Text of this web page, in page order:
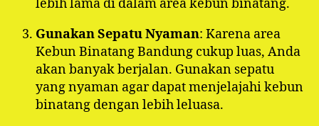
lebih lama di dalam area kebun binatang.
Gunakan Sepatu Nyaman: Karena area
Kebun Binatang Bandung cukup luas, Anda
akan banyak berjalan. Gunakan sepatu
yang nyaman agar dapat menjelajahi kebun
binatang dengan lebih leluasa.